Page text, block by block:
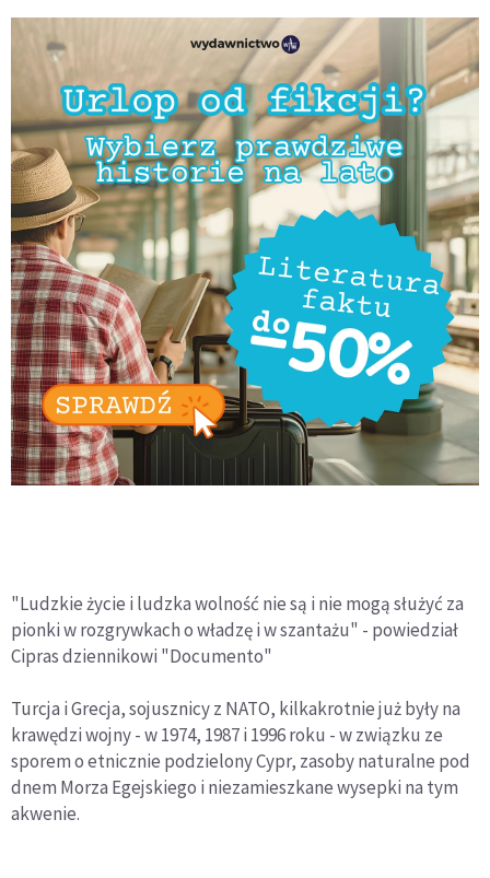
"Ludzkie życie i ludzka wolność nie są i nie mogą służyć za
pionki w rozgrywkach o władzę i w szantażu" - powiedział
Cipras dziennikowi "Documento"
Turcja i Grecja, sojusznicy z NATO, kilkakrotnie już były na
krawędzi wojny - w 1974, 1987 i 1996 roku - w związku ze
sporem o etnicznie podzielony Cypr, zasoby naturalne pod
dnem Morza Egejskiego i niezamieszkane wysepki na tym
akwenie.